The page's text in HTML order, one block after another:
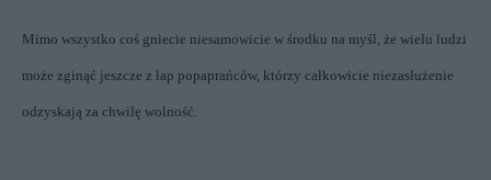
Mimo wszystko coś gniecie niesamowicie w środku na myśl, że wielu ludzi
może zginąć jeszcze z łap popaprańców, którzy całkowicie niezasłużenie
odzyskają za chwilę wolność.